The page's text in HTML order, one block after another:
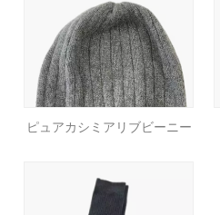
ピュアカシミアリブビーニー